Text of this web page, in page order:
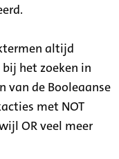
altijd
het zoeken in
van de Booleaanse
met NOT
OR veel meer